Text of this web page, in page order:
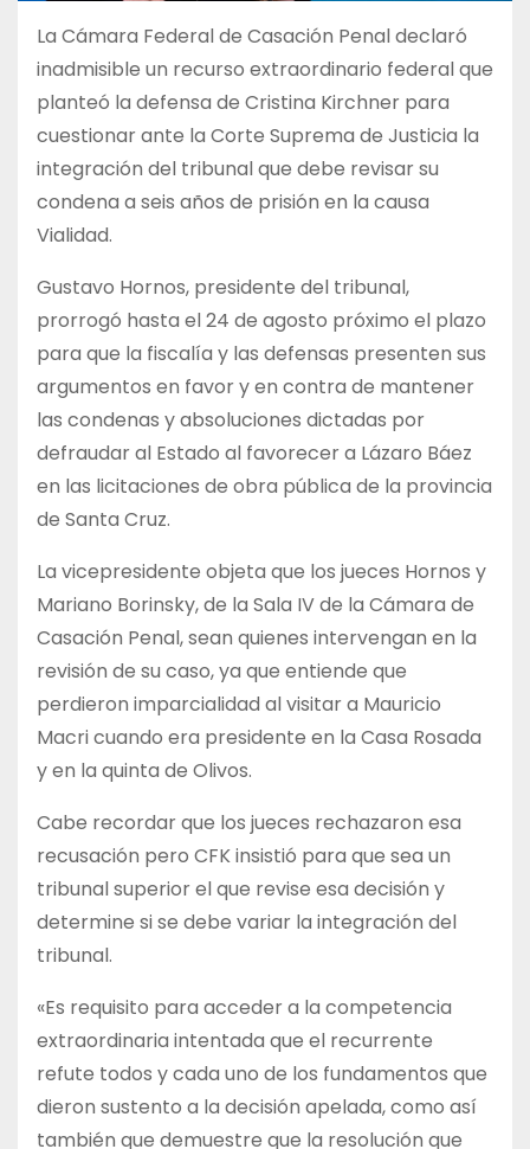
La Cámara Federal de Casación Penal declaró
inadmisible un recurso extraordinario federal que
planteó la defensa de Cristina Kirchner para
cuestionar ante la Corte Suprema de Justicia la
integración del tribunal que debe revisar su
condena a seis años de prisión en la causa
Vialidad.
Gustavo Hornos, presidente del tribunal,
prorrogó hasta el 24 de agosto próximo el plazo
para que la fiscalía y las defensas presenten sus
argumentos en favor y en contra de mantener
las condenas y absoluciones dictadas por
defraudar al Estado al favorecer a Lázaro Báez
en las licitaciones de obra pública de la provincia
de Santa Cruz.
La vicepresidente objeta que los jueces Hornos y
Mariano Borinsky, de la Sala IV de la Cámara de
Casación Penal, sean quienes intervengan en la
revisión de su caso, ya que entiende que
perdieron imparcialidad al visitar a Mauricio
Macri cuando era presidente en la Casa Rosada
y en la quinta de Olivos.
Cabe recordar que los jueces rechazaron esa
recusación pero CFK insistió para que sea un
tribunal superior el que revise esa decisión y
determine si se debe variar la integración del
tribunal.
«Es requisito para acceder a la competencia
extraordinaria intentada que el recurrente
refute todos y cada uno de los fundamentos que
dieron sustento a la decisión apelada, como así
también que demuestre que la resolución que